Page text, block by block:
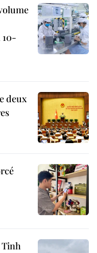
10-
deux
Tinh